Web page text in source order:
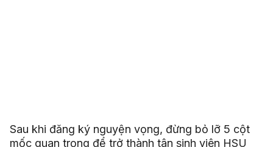
Sau khi đăng ký nguyện vọng, đừng bỏ lỡ 5 cột
mốc quan trọng để trở thành tân sinh viên HSU